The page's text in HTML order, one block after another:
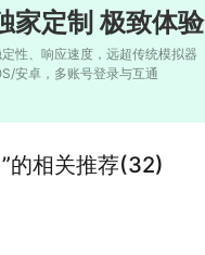
家定制 极致体验
性、响应速度，远超传统模拟器
安卓，多账号登录与互通
的相关推荐(32)